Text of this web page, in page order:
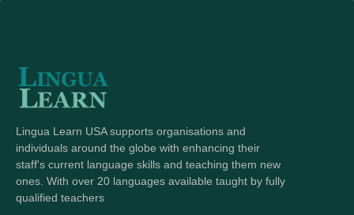
Lingua Learn USA supports organisations and
individuals around the globe with enhancing their
staff's current language skills and teaching them new
ones. With over 20 languages available taught by fully
qualified teachers